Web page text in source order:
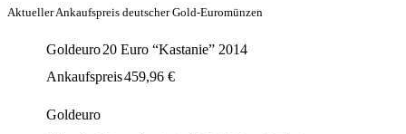
Aktueller Ankaufspreis deutscher Gold-Euromünzen
Goldeuro20 Euro “Kastanie” 2014
Ankaufspreis459,96 €
Goldeuro